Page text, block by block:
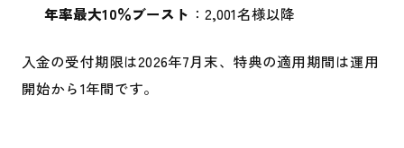
年率最大10％ブースト ：2,001名様以降
入金の受付期限は2026年7月末、特典の適用期間は運用
開始から1年間です。